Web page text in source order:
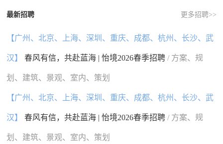
国外
最新招聘 更多招聘>>
【广州、北京、上海、深圳、重庆、成都、杭州、长沙、武
汉】 春风有信，共赴蓝海 | 怡境2026春季招聘/ 方案、规
划、建筑、景观、室内、策划
【广州、北京、上海、深圳、重庆、成都、杭州、长沙、武
汉】 春风有信，共赴蓝海 | 怡境2026春季招聘/ 方案、规
划、建筑、景观、室内、策划